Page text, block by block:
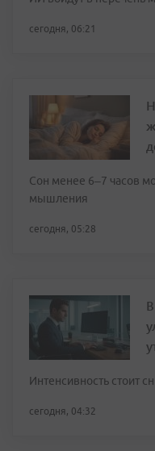
сегодня, 06:21
Сон менее 6–7 часов
мышления
сегодня, 05:28
Интенсивность стоит
сегодня, 04:32